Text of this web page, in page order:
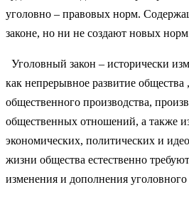
уголовно – правовых норм.
законе, но ни не создают новых
Уголовный закон – исторически
как непрерывное развитие общества
общественного производства,
общественных отношений, а также
экономических, политических и
жизни общества естественно
изменения и дополнения уголовного